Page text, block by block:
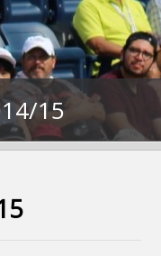
15